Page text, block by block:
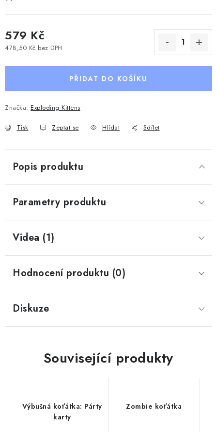
579 Kč
478,50 Kč bez DPH
PŘIDAT DO KOŠÍKU
Značka: Exploding Kittens
Tisk Zeptat se Hlídat Sdílet
Popis produktu
Parametry produktu
Videa (1)
Hodnocení produktu (0)
Diskuze
Související produkty
Výbušná koťátka: Párty
karty
Zombie koťátka